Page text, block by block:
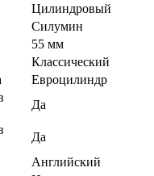
Цилиндровый
Силумин
55 мм
Классический
Евроцилиндр
Да
Да
Английский